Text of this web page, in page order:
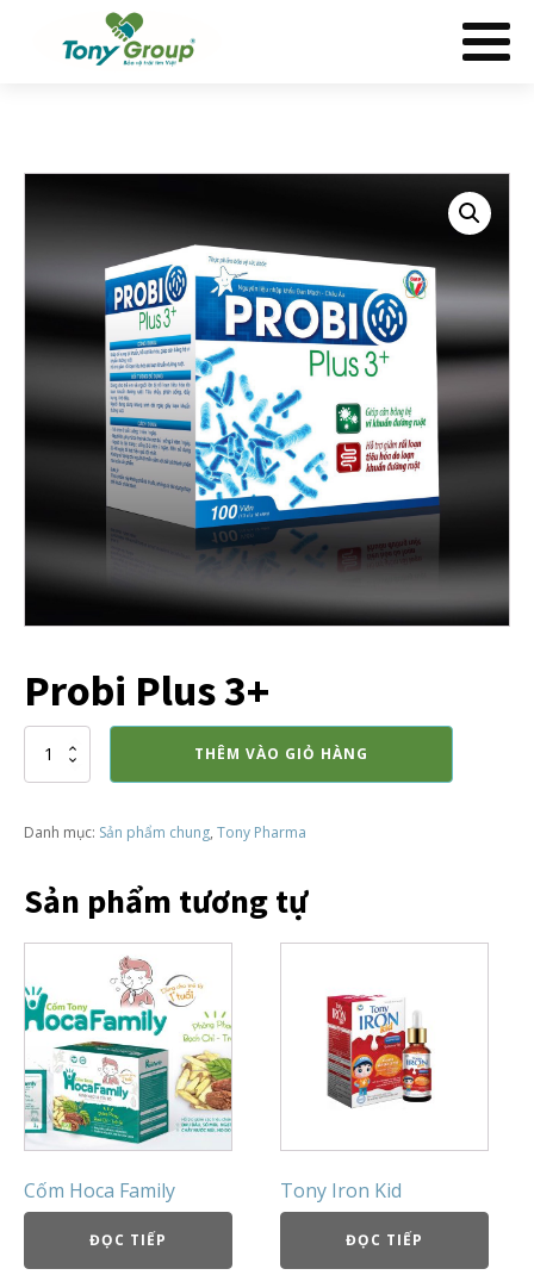
Probi Plus 3+
Probi
lượng
THÊM VÀO GIỎ HÀNG
Danh mục: Sản phẩm chung, Tony Pharma
Sản phẩm tương tự
Cốm Hoca Family
ĐỌC TIẾP
Tony Iron Kid
ĐỌC TIẾP